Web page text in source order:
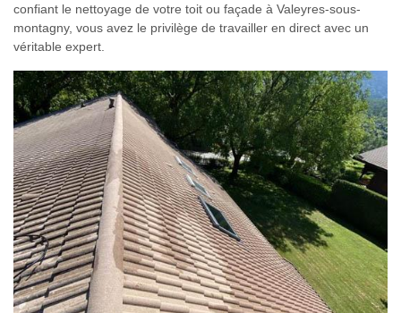
confiant le nettoyage de votre toit ou façade à Valeyres-sous-
montagny, vous avez le privilège de travailler en direct avec un
véritable expert.